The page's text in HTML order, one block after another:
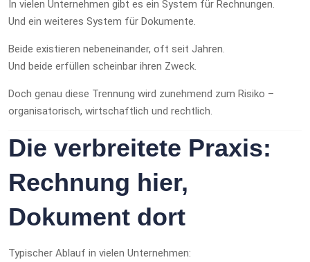
In vielen Unternehmen gibt es ein System für Rechnungen.
Und ein weiteres System für Dokumente.
Beide existieren nebeneinander, oft seit Jahren.
Und beide erfüllen scheinbar ihren Zweck.
Doch genau diese Trennung wird zunehmend zum Risiko –
organisatorisch, wirtschaftlich und rechtlich.
Die verbreitete Praxis:
Rechnung hier,
Dokument dort
Typischer Ablauf in vielen Unternehmen: